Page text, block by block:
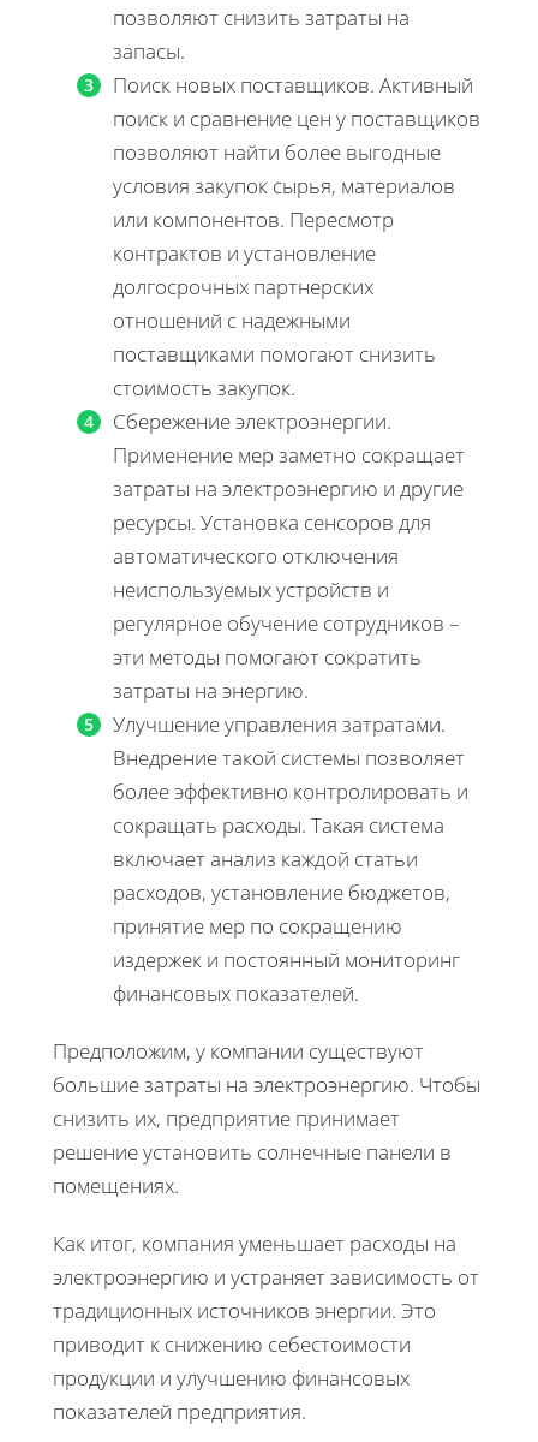
позволяют снизить затраты на
запасы.
Поиск новых поставщиков. Активный
поиск и сравнение цен у поставщиков
позволяют найти более выгодные
условия закупок сырья, материалов
или компонентов. Пересмотр
контрактов и установление
долгосрочных партнерских
отношений с надежными
поставщиками помогают снизить
стоимость закупок.
Сбережение электроэнергии.
Применение мер заметно сокращает
затраты на электроэнергию и другие
ресурсы. Установка сенсоров для
автоматического отключения
неиспользуемых устройств и
регулярное обучение сотрудников –
эти методы помогают сократить
затраты на энергию.
Улучшение управления затратами.
Внедрение такой системы позволяет
более эффективно контролировать и
сокращать расходы. Такая система
включает анализ каждой статьи
расходов, установление бюджетов,
принятие мер по сокращению
издержек и постоянный мониторинг
финансовых показателей.
Предположим, у компании существуют
большие затраты на электроэнергию. Чтобы
снизить их, предприятие принимает
решение установить солнечные панели в
помещениях.
Как итог, компания уменьшает расходы на
электроэнергию и устраняет зависимость от
традиционных источников энергии. Это
приводит к снижению себестоимости
продукции и улучшению финансовых
показателей предприятия.